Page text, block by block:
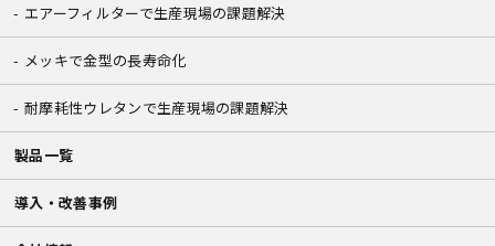
エアーフィルターで生産現場の課題解決
メッキで金型の長寿命化
耐摩耗性ウレタンで生産現場の課題解決
製品一覧
導入・改善事例